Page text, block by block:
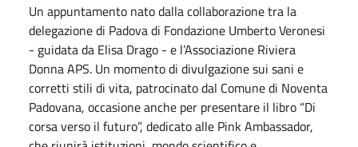
Un appuntamento nato dalla collaborazione tra la
delegazione di Padova di Fondazione Umberto Veronesi
- guidata da Elisa Drago - e l’Associazione Riviera
Donna APS. Un momento di divulgazione sui sani e
corretti stili di vita, patrocinato dal Comune di Noventa
Padovana, occasione anche per presentare il libro “Di
corsa verso il futuro”, dedicato alle Pink Ambassador,